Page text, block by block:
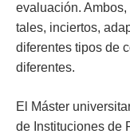
evaluación.
tales, inciertos,
diferentes tipos de
diferentes.
El Máster
de Instituciones de